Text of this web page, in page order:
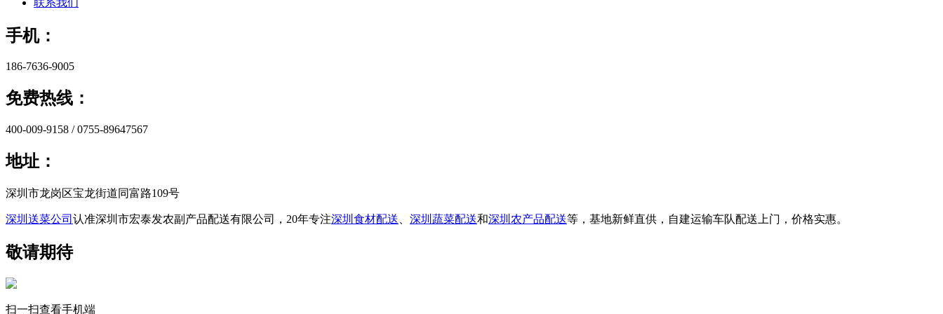
手机：
186-7636-9005
免费热线：
400-009-9158 / 0755-89647567
地址：
深圳市龙岗区宝龙街道同富路109号
深圳送菜公司 认准深圳市宏泰发农副产品配送有限公司，20年专注深圳食材配送 深圳蔬菜配送和深圳农产品配送等，基地新鲜直供，自建运输车队配送上门，价格实惠。
敬请期待
扫一扫查看手机端